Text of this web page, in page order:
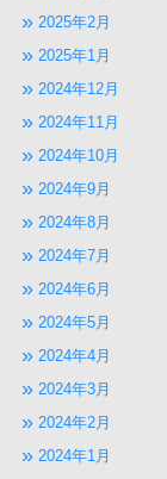
2025年2月
2025年1月
2024年12月
2024年11月
2024年10月
2024年9月
2024年8月
2024年7月
2024年6月
2024年5月
2024年4月
2024年3月
2024年2月
2024年1月